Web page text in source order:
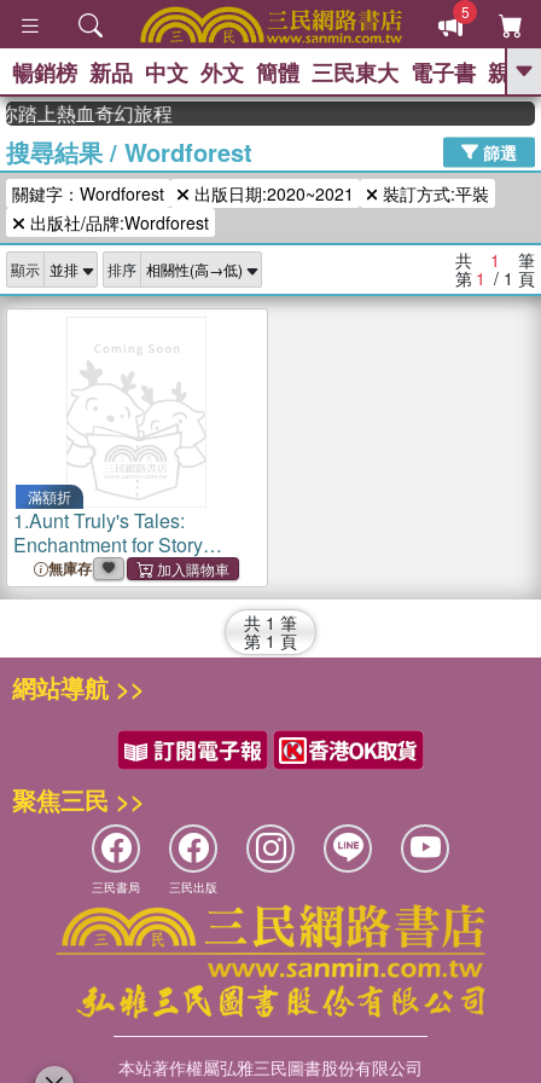
5
GO
熱搜： 高希均教授回憶錄
、 The Odyssey 、 父親節 、 花開錦
繡 、 暑期推薦 、 方念華 、 台灣的
、 偉大的迷走神經 、 如果歷史是一
群喵
暢銷榜 新品 中文 外文 簡體 三民東大 電子書 親子
踏上熱血奇幻旅程
搜尋結果/ Wordforest
篩選
關鍵字：Wordforest
出版日期:2020~2021
裝訂方式:平裝
出版社/品牌:Wordforest
顯示 排序 共 1 筆
第 1 / 1 頁
滿額折
1.Aunt Truly's Tales:
Enchantment for Story
Lovers無庫存
共 1 筆
第 1 頁
網站導航 >>
聚焦三民 >>
三民書局 三民出版
本站著作權屬弘雅三民圖書股份有限公司